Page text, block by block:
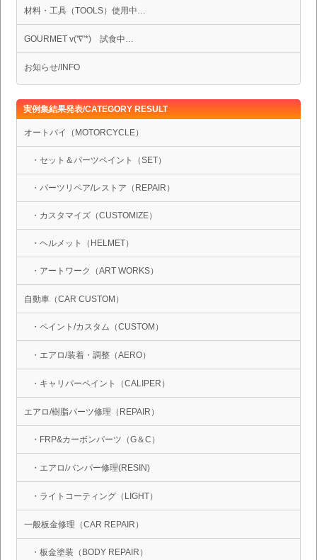
材料・工具（TOOLS）使用中…
GOURMET v('∇'*) 試食中…
お知らせ/INFO
実例集結果発表/CATEGORY RESULT
オートバイ（MOTORCYCLE）
・セット＆パーツペイント（SET）
・パーツリペア/レストア（REPAIR）
・カスタマイズ（CUSTOMIZE）
・ヘルメット（HELMET）
・アートワーク（ART WORKS）
自動車（CAR CUSTOM）
・ペイント/カスタム（CUSTOM）
・エアロ/装着・調整（AERO）
・キャリパーペイント（CALIPER）
エアロ/樹脂パーツ修理（REPAIR）
・FRP&カーボンパーツ（G＆C）
・エアロ/バンパー修理(RESIN)
・ライトコーティング（LIGHT）
一般板金修理（CAR REPAIR）
・板金塗装（BODY REPAIR）